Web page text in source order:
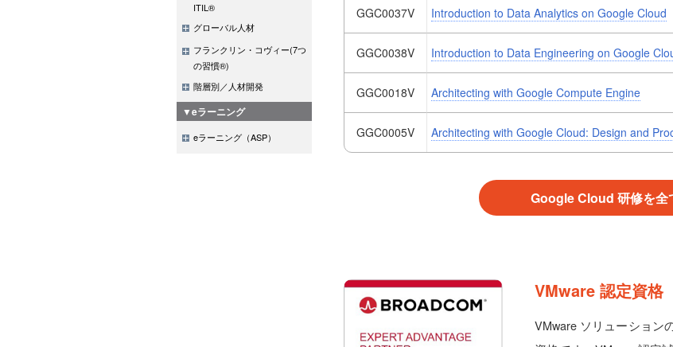
ITIL®
グローバル人材
フランクリン・コヴィー(7つ
の習慣®)
階層別／人材開発
▼eラーニング
eラーニング（ASP）
GGC0037V Introduction to Data Analytics on Google Cloud
GGC0038V Introduction to Data Engineering on Google
GGC0018V Architecting with Google Compute Engine
GGC0005V Architecting with Google Cloud: Design and
Google Cloud 研修を全
VMware 認定資格
VMware ソリューション